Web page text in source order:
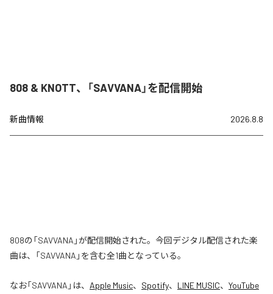
808 & KNOTT、「SAVVANA」を配信開始
新曲情報 2026.8.8
808の「SAVVANA」が配信開始された。今回デジタル配信された楽
曲は、「SAVVANA」を含む全1曲となっている。
なお「SAVVANA 」は、 Apple Music、 Spotify、 LINE MUSIC、 YouTube